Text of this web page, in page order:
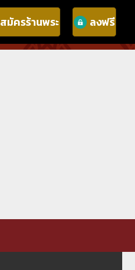
สมัครร้านพระ ลงฟรี